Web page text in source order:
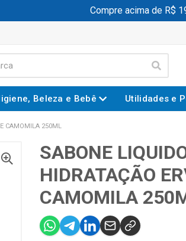
Compre acima de R$
Beleza e Bebê Utilidades e
CAMOMILA 250ML
SABONE
HIDRATAÇÃO
CAMOMILA